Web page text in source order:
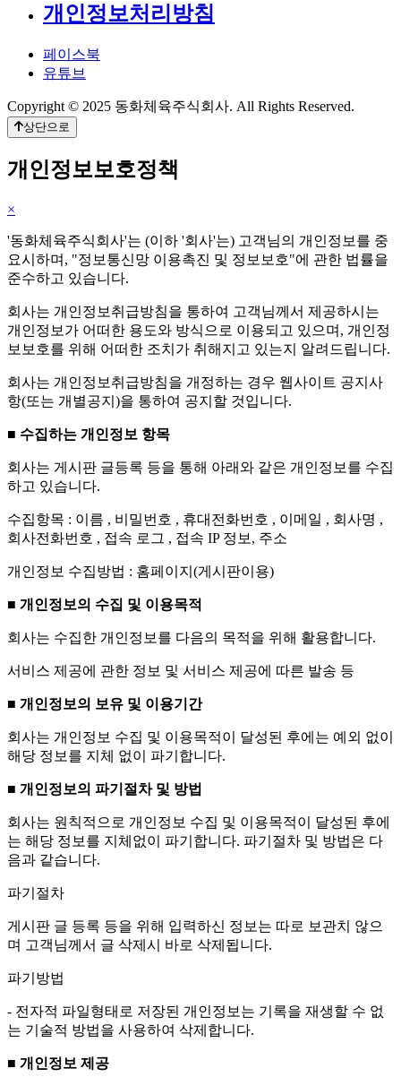
개인정보처리방침
페이스북
유튜브
Copyright © 2025 동화체육주식회사. All Rights Reserved.
상단으로
개인정보보호정책
×
'동화체육주식회사'는 (이하 '회사'는) 고객님의 개인정보를 중
요시하며, "정보통신망 이용촉진 및 정보보호"에 관한 법률을
준수하고 있습니다.
회사는 개인정보취급방침을 통하여 고객님께서 제공하시는
개인정보가 어떠한 용도와 방식으로 이용되고 있으며, 개인정
보보호를 위해 어떠한 조치가 취해지고 있는지 알려드립니다.
회사는 개인정보취급방침을 개정하는 경우 웹사이트 공지사
항(또는 개별공지)을 통하여 공지할 것입니다.
■ 수집하는 개인정보 항목
회사는 게시판 글등록 등을 통해 아래와 같은 개인정보를 수집
하고 있습니다.
수집항목 : 이름 , 비밀번호 , 휴대전화번호 , 이메일 , 회사명 ,
회사전화번호 , 접속 로그 , 접속 IP 정보, 주소
개인정보 수집방법 : 홈페이지(게시판이용)
■ 개인정보의 수집 및 이용목적
회사는 수집한 개인정보를 다음의 목적을 위해 활용합니다.
서비스 제공에 관한 정보 및 서비스 제공에 따른 발송 등
■ 개인정보의 보유 및 이용기간
회사는 개인정보 수집 및 이용목적이 달성된 후에는 예외 없이
해당 정보를 지체 없이 파기합니다.
■ 개인정보의 파기절차 및 방법
회사는 원칙적으로 개인정보 수집 및 이용목적이 달성된 후에
는 해당 정보를 지체없이 파기합니다. 파기절차 및 방법은 다
음과 같습니다.
파기절차
게시판 글 등록 등을 위해 입력하신 정보는 따로 보관치 않으
며 고객님께서 글 삭제시 바로 삭제됩니다.
파기방법
- 전자적 파일형태로 저장된 개인정보는 기록을 재생할 수 없
는 기술적 방법을 사용하여 삭제합니다.
■ 개인정보 제공